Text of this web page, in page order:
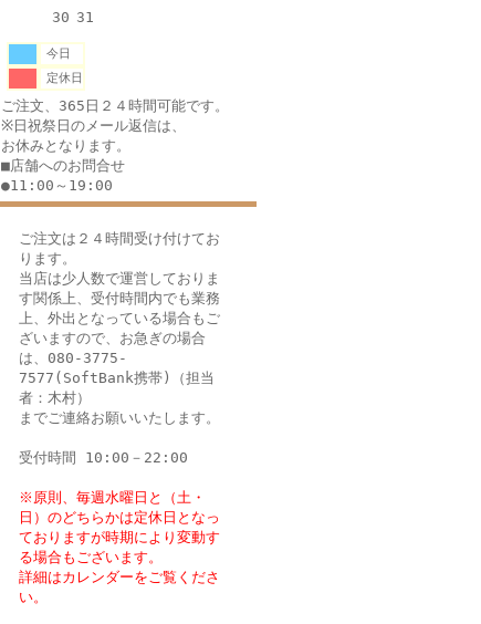
30 31
今日
定休日
ご注文、365日２４時間可能です。
※日祝祭日のメール返信は、
お休みとなります。
■店舗へのお問合せ
●11:00～19:00
ご注文は２４時間受け付けてお
ります。
当店は少人数で運営しておりま
す関係上、受付時間内でも業務
上、外出となっている場合もご
ざいますので、お急ぎの場合
は、080-3775-
7577(SoftBank携帯)（担当
者：木村）
までご連絡お願いいたします。
受付時間 10:00－22:00
※原則、毎週水曜日と（土・
日）のどちらかは定休日となっ
ておりますが時期により変動す
る場合もございます。
詳細はカレンダーをご覧くださ
い。